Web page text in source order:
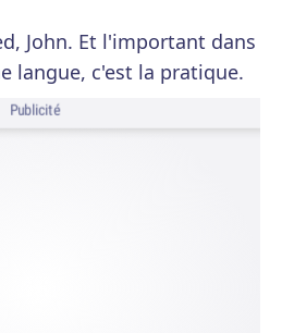
John. Et l'important dans
langue, c'est la pratique.
Publicité